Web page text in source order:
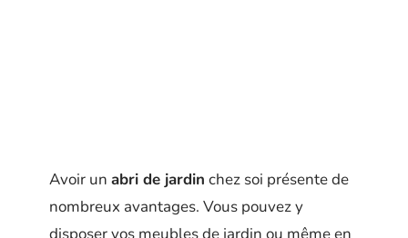
Avoir un abri de jardin chez soi présente de
nombreux avantages. Vous pouvez y